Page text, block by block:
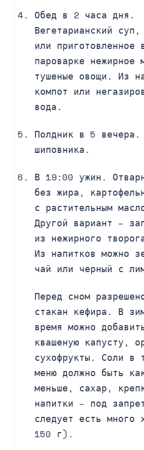
Обед в 2 часа дня.
Вегетарианский суп,
или приготовленное
пароварке нежирное
тушеные овощи. Из
компот или
вода.
Полдник в 5 вечера.
шиповника.
В 19:00 ужин.
без жира,
с растительным
Другой вариант –
из нежирного
Из напитков можно
чай или черный с
Перед сном
стакан кефира. В
время можно
квашеную капусту,
сухофрукты. Соли в
меню должно быть
меньше, сахар,
напитки – под
следует есть много
150 г).